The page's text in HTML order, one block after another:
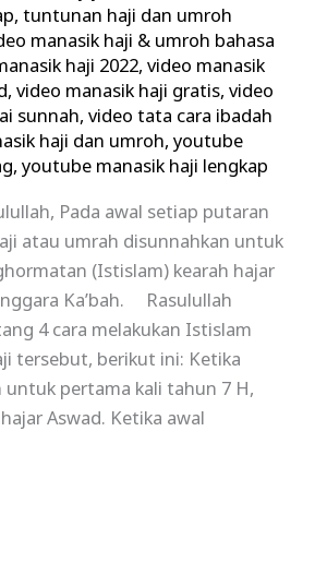
,tuntunan haji dan umroh
manasik haji & umroh bahasa
haji 2022,video manasik
,video manasik haji gratis,video
sunnah,video tata cara ibadah
haji dan umroh,youtube
,youtube manasik haji lengkap
Pada awal setiap putaran
atau umrah disunnahkan untuk
(Istislam) kearah hajar
Ka’bah. Rasulullah
4 cara melakukan Istislam
tersebut, berikut ini: Ketika
untuk pertama kali tahun 7 H,
Aswad. Ketika awal